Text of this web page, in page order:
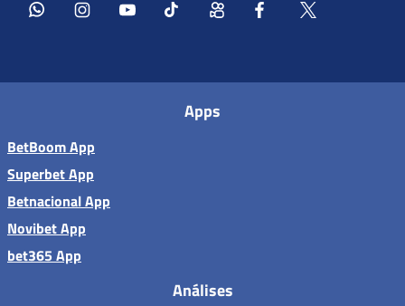
Apps
BetBoom App
Superbet App
Betnacional App
Novibet App
bet365 App
Análises